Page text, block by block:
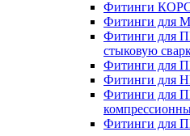
Фитинги
Фитинги для
Фитинги для
стыковую
Фитинги для
Фитинги для
Фитинги для
Фитинги для